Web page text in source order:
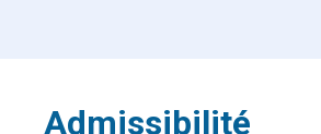
Admissibilité